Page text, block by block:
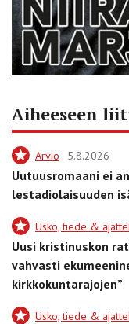
Aiheeseen
Arvio 5.8.2026
Uutuusromaani ei
lestadiolaisuuden
Usko, tiede &
Uusi kristinuskon
vahvasti
kirkkokuntarajojen”
Usko, tiede &